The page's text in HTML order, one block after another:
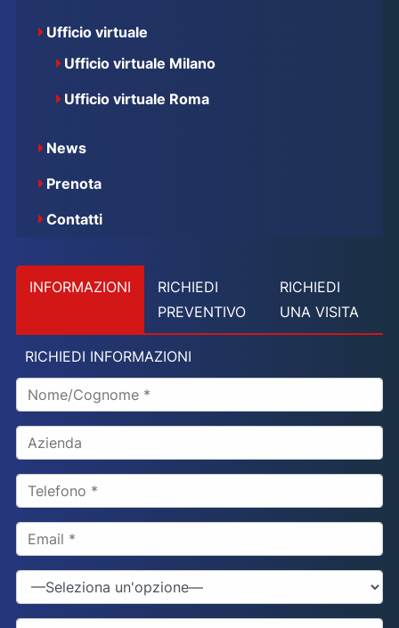
Ufficio virtuale
Ufficio virtuale Milano
Ufficio virtuale Roma
News
Prenota
Contatti
INFORMAZIONI
RICHIEDI
PREVENTIVO
RICHIEDI
UNA VISITA
RICHIEDI INFORMAZIONI